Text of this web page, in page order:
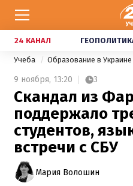
24 КАНАЛ
Учеба Образование в Украине
9 ноября, 13:20 3
Скандал из
поддержало
студентов,
встречи с СБУ
Мария Волошин